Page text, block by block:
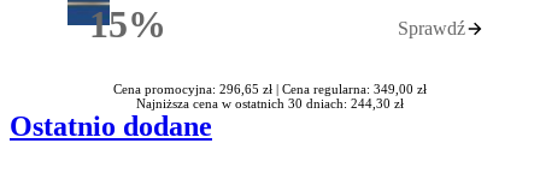
15%Rabatu Sprawdź
Cena promocyjna: 296,65 zł | Cena regularna: 349,00 zł
Najniższa cena w ostatnich 30 dniach: 244,30 zł
Ostatnio dodane